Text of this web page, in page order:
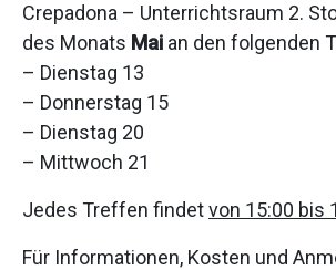
Crepadona – Unterrichtsraum 2.
des Monats Mai an den folgenden
– Dienstag 13
– Donnerstag 15
– Dienstag 20
– Mittwoch 21
Jedes Treffen findetvon 15:00 bis
Für Informationen, Kosten und